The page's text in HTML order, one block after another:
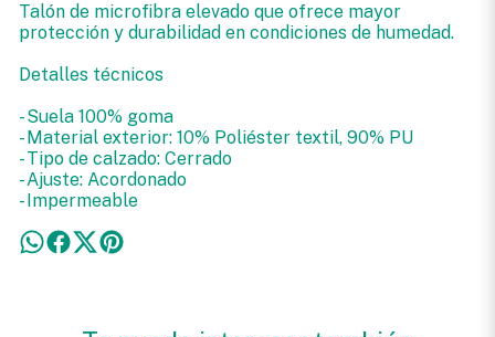
Talón de microfibra elevado que ofrece mayor
protección y durabilidad en condiciones de humedad.
Detalles técnicos
- Suela 100% goma
- Material exterior: 10% Poliéster textil, 90% PU
- Tipo de calzado: Cerrado
- Ajuste: Acordonado
- Impermeable